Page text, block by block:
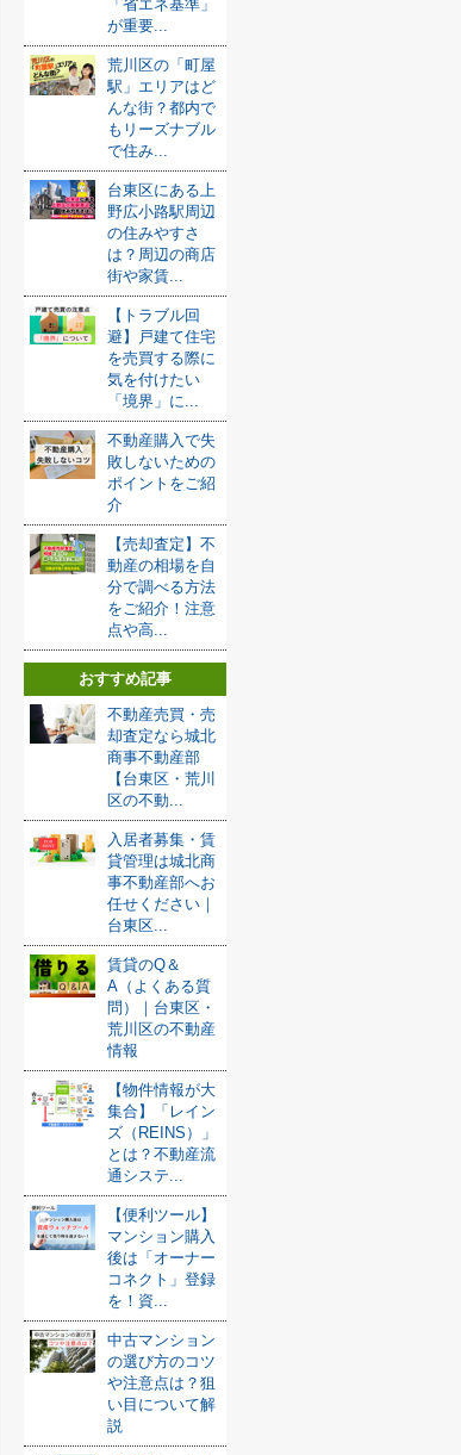
「省エネ基準」
が重要...
荒川区の「町屋
駅」エリアはど
んな街？都内で
もリーズナブル
で住み...
台東区にある上
野広小路駅周辺
の住みやすさ
は？周辺の商店
街や家賃...
【トラブル回
避】戸建て住宅
を売買する際に
気を付けたい
「境界」に...
不動産購入で失
敗しないための
ポイントをご紹
介
【売却査定】不
動産の相場を自
分で調べる方法
をご紹介！注意
点や高...
おすすめ記事
不動産売買・売
却査定なら城北
商事不動産部
【台東区・荒川
区の不動...
入居者募集・賃
貸管理は城北商
事不動産部へお
任せください｜
台東区...
賃貸のQ＆
A（よくある質
問）｜台東区・
荒川区の不動産
情報
【物件情報が大
集合】「レイン
ズ（REINS）」
とは？不動産流
通システ...
【便利ツール】
マンション購入
後は「オーナー
コネクト」登録
を！資...
中古マンション
の選び方のコツ
や注意点は？狙
い目について解
説